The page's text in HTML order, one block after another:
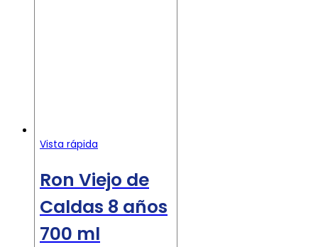
Vista rápida
Ron Viejo de
Caldas 8 años
700 ml